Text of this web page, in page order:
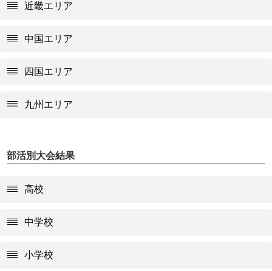
近畿エリア
中国エリア
四国エリア
九州エリア
部活別大会結果
高校
中学校
小学校